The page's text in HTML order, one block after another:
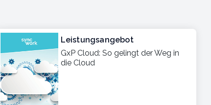
Leistungsangebot
GxP Cloud: So gelingt der Weg in
die Cloud